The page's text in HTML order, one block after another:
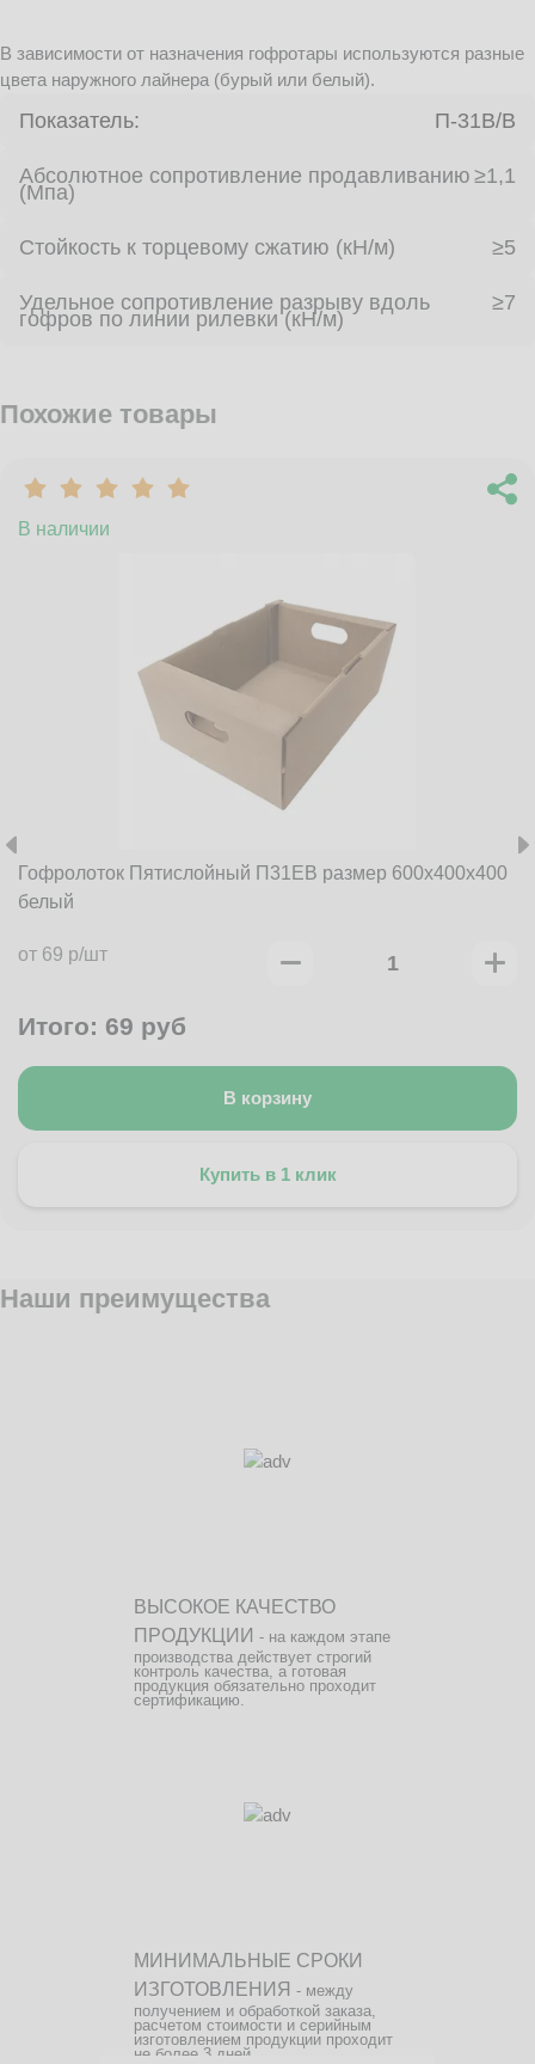
В зависимости от назначения гофротары используются разные
цвета наружного лайнера (бурый или белый).
Показатель: П-31В/B
Абсолютное сопротивление продавливанию
(Мпа)
≥1,1
Стойкость к торцевому сжатию (кН/м) ≥5
Удельное сопротивление разрыву вдоль
гофров по линии рилевки (кН/м)
≥7
Похожие товары
В наличии
Гофролоток Пятислойный П31EB размер 600x400x400
белый
от 69 р/шт
Итого: 69 руб
В корзину
Купить в 1 клик
Наши преимущества
ВЫСОКОЕ КАЧЕСТВО
ПРОДУКЦИИ - на каждом этапе
производства действует строгий
контроль качества, а готовая
продукция обязательно проходит
сертификацию.
МИНИМАЛЬНЫЕ СРОКИ
ИЗГОТОВЛЕНИЯ - между
получением и обработкой заказа,
расчетом стоимости и серийным
изготовлением продукции проходит
не более 3 дней.